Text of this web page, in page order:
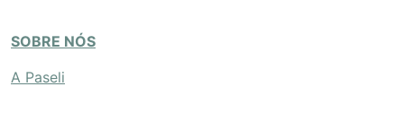
SOBRE NÓS
A Paseli